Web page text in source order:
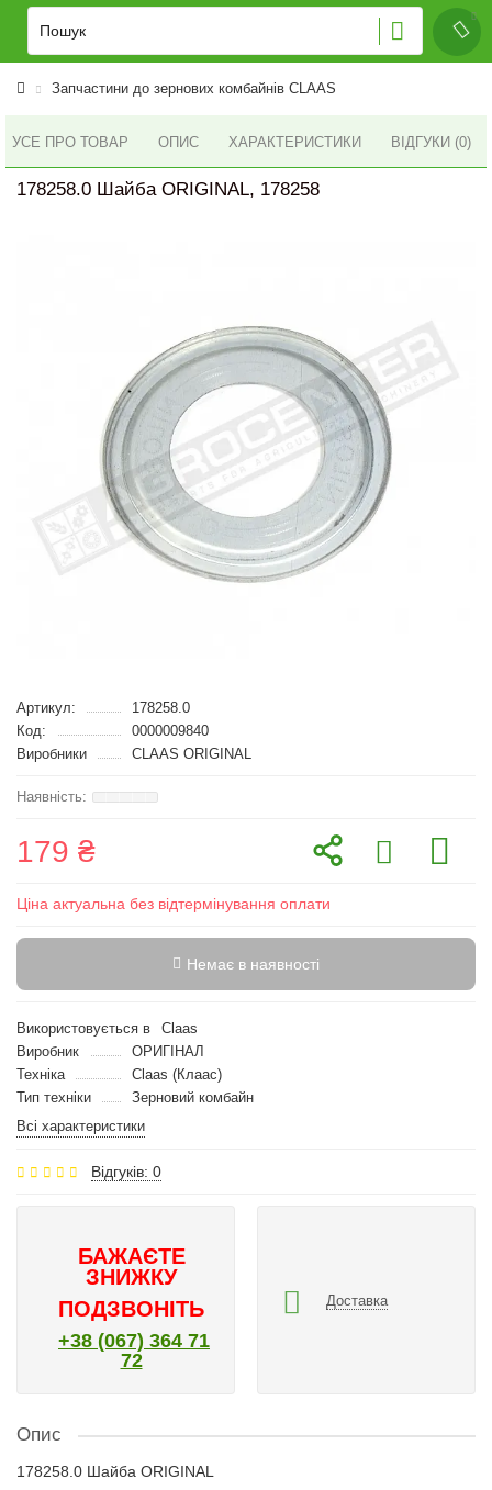
Запчастини до зернових комбайнів CLAAS
УСЕ ПРО ТОВАР ОПИС ХАРАКТЕРИСТИКИ ВІДГУКИ (0)
178258.0 Шайба ORIGINAL, 178258
Артикул:
178258.0
Код:
0000009840
Виробники
CLAAS ORIGINAL
179 ₴
Ціна актуальна без відтермінування оплати
Немає в наявності
Використовується в
Claas
Виробник
ОРИГІНАЛ
Техніка
Claas (Клаас)
Тип техніки
Зерновий комбайн
Всі характеристики
Відгуків: 0
БАЖАЄТЕ
ЗНИЖКУ
ПОДЗВОНІТЬ
+38 (067) 364 71
72
Доставка
Опис
178258.0 Шайба ORIGINAL